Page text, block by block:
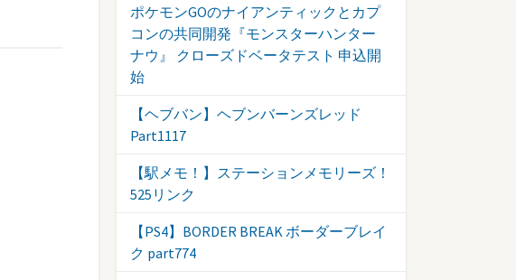
ポケモンGOのナイアンティックとカプ
コンの共同開発『モンスターハンター
ナウ』 クローズドベータテスト 申込開
始
【ヘブバン】ヘブンバーンズレッド
Part1117
【駅メモ！】ステーションメモリーズ！
525リンク
【PS4】BORDER BREAK ボーダーブレイ
ク part774